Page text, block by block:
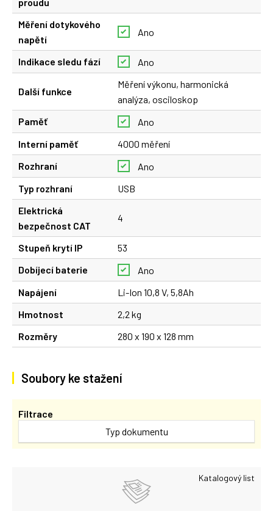
Měření dotykového
napětí
Ano
Indikace sledu fází Ano
Další funkce
Měření výkonu, harmonická
analýza, osciloskop
Paměť
Ano
Interní paměť
4000 měření
Rozhraní
Ano
Typ rozhraní
USB
Elektrická
bezpečnost CAT
4
Stupeň krytí IP
53
Dobíjecí baterie
Ano
Napájení
Li-Ion 10,8 V, 5,8Ah
Hmotnost
2,2 kg
Rozměry
280 x 190 x 128 mm
Soubory ke stažení
Filtrace
Typ dokumentu
Katalogový list